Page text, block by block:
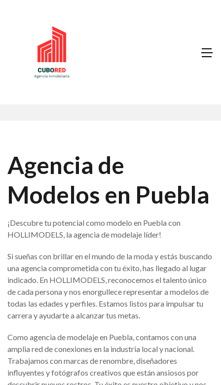
Agencia de
Modelos en Puebla
¡Descubre tu potencial como modelo en Puebla con
HOLLIMODELS, la agencia de modelaje líder!
Si sueñas con brillar en el mundo de la moda y estás buscando
una agencia comprometida con tu éxito, has llegado al lugar
indicado. En HOLLIMODELS, reconocemos el talento único
de cada persona y nos enorgullece representar a modelos de
todas las edades y perfiles. Estamos listos para impulsar tu
carrera y ayudarte a alcanzar tus metas.
Como agencia de modelaje en Puebla, contamos con una
amplia red de conexiones en la industria local y nacional.
Trabajamos con marcas de renombre, diseñadores
influyentes y fotógrafos creativos que están ansiosos por